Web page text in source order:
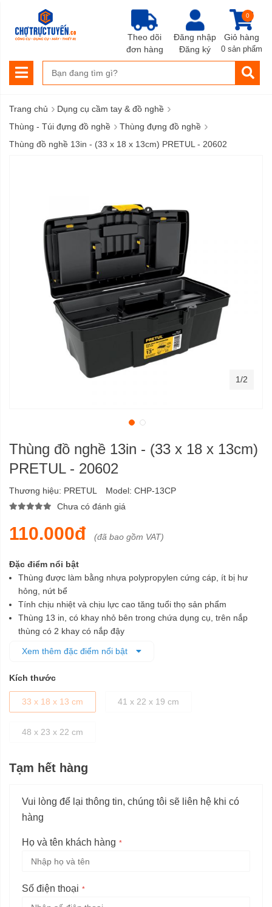
Đăng nhập
Đăng ký
Giỏ hàng
0
0 sản phẩm
Theo dõi
đơn hàng
Trang chủ › Dụng cụ cầm tay & đồ nghề ›
Thùng - Túi đựng đồ nghề › Thùng đựng đồ nghề ›
Thùng đồ nghề 13in - (33 x 18 x 13cm) PRETUL - 20602
Thùng đồ nghề 13in - (33 x 18 x 13cm)
PRETUL - 20602
Thương hiệu: PRETUL Model: CHP-13CP
Chưa có đánh giá
110.000đ (đã bao gồm VAT)
Đặc điểm nổi bật
Thùng được làm bằng nhựa polypropylen cứng cáp, ít bị hư
hỏng, nứt bể
Tính chịu nhiệt và chịu lực cao tăng tuổi thọ sản phẩm
Thùng 13 in, có khay nhỏ bên trong chứa dụng cụ, trên nắp
thùng có 2 khay có nắp đậy
Tay cầm tiện dụng có phủ chống trượt, hỗ trợ người dùng làm
Xem thêm đặc điểm nổi bật
Kích thước
33 x 18 x 13 cm 41 x 22 x 19 cm
48 x 23 x 22 cm
Tạm hết hàng
Vui lòng để lại thông tin, chúng tôi sẽ liên hệ khi có
hàng
Họ và tên khách hàng
Số điện thoại
1/2